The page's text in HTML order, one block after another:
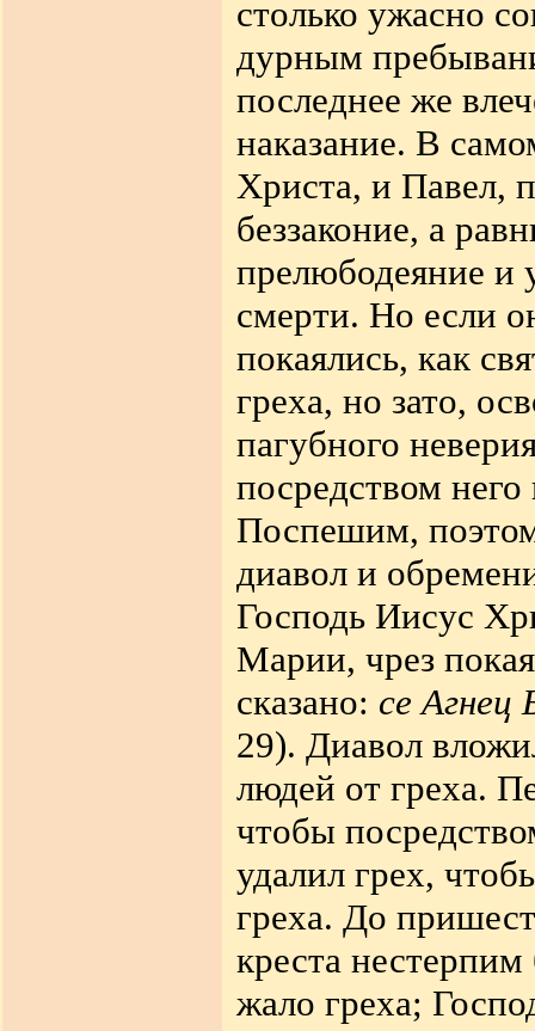
столько ужасно
дурным
последнее же
наказание. В
Христа, и Павел,
беззаконие, а
прелюбодеяние и
смерти. Но если
покаялись, как
греха, но зато,
пагубного
посредством
Поспешим,
диавол и
Господь Иисус
Марии, чрез
сказано: се Агнец
29). Диавол
людей от греха.
чтобы
удалил грех,
греха. До
креста
жало греха;